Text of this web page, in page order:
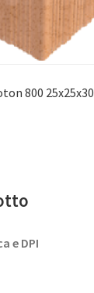
800 25x25x30
e DPI